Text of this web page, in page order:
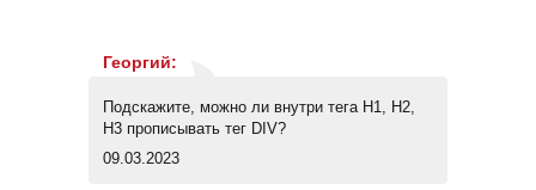
Георгий:
Подскажите, можно ли внутри тега H1, H2,
H3 прописывать тег DIV?
09.03.2023